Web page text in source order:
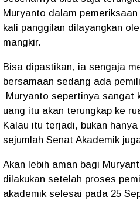
Muryanto dalam pemeriksaan
kali panggilan dilayangkan
mangkir.
Bisa dipastikan, ia sengaja
bersamaan sedang ada
Muryanto sepertinya sangat
uang itu akan terungkap ke
Kalau itu terjadi, bukan
sejumlah Senat Akademik
Akan lebih aman bagi
dilakukan setelah proses
akademik selesai pada 25